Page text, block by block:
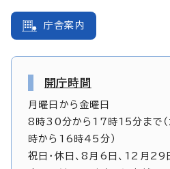
庁舎案内
開庁時間
月曜日から金曜日
8時30分から17時15分まで（
時から16時45分）
祝日・休日、8月6日、12月